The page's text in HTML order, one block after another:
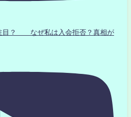
目？ なぜ私は入会拒否？真相が